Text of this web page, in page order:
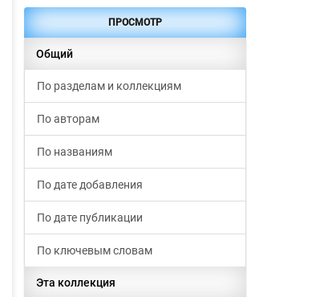
ПРОСМОТР
Общий
По разделам и коллекциям
По авторам
По названиям
По дате добавления
По дате публикации
По ключевым словам
Эта коллекция